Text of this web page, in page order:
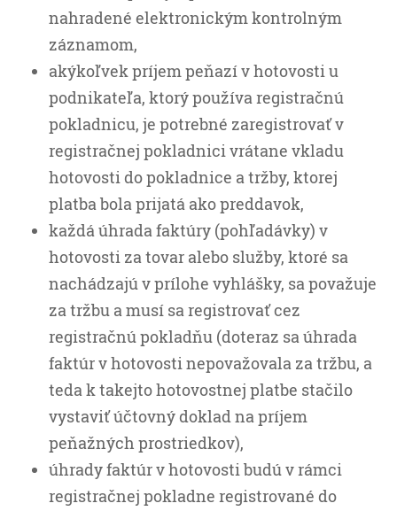
nahradené elektronickým kontrolným
záznamom,
akýkoľvek príjem peňazí v hotovosti u
podnikateľa, ktorý používa registračnú
pokladnicu, je potrebné zaregistrovať v
registračnej pokladnici vrátane vkladu
hotovosti do pokladnice a tržby, ktorej
platba bola prijatá ako preddavok,
každá úhrada faktúry (pohľadávky) v
hotovosti za tovar alebo služby, ktoré sa
nachádzajú v prílohe vyhlášky, sa považuje
za tržbu a musí sa registrovať cez
registračnú pokladňu (doteraz sa úhrada
faktúr v hotovosti nepovažovala za tržbu, a
teda k takejto hotovostnej platbe stačilo
vystaviť účtovný doklad na príjem
peňažných prostriedkov),
úhrady faktúr v hotovosti budú v rámci
registračnej pokladne registrované do